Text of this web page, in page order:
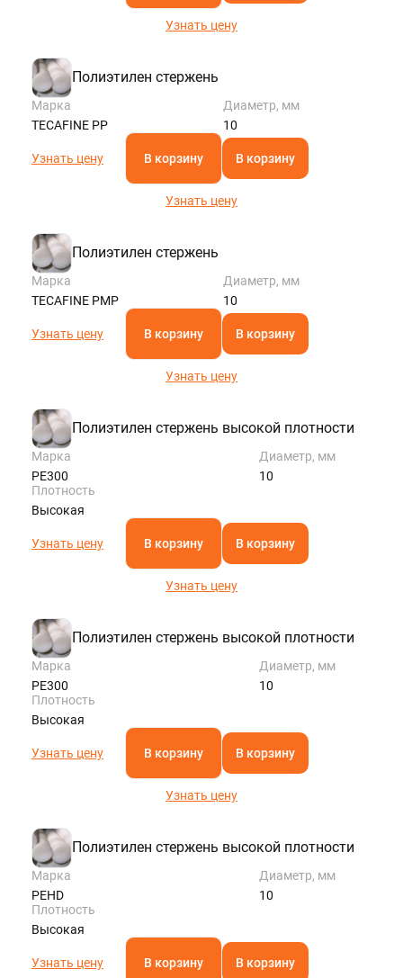
Узнать цену
Полиэтилен стержень
Марка
TECAFINE PP
Диаметр, мм
10
Узнать цену В корзину В корзину
Узнать цену
Полиэтилен стержень
Марка
TECAFINE PMP
Диаметр, мм
10
Узнать цену В корзину В корзину
Узнать цену
Полиэтилен стержень высокой плотности
Марка
РЕ300
Диаметр, мм
10
Плотность
Высокая
Узнать цену В корзину В корзину
Узнать цену
Полиэтилен стержень высокой плотности
Марка
РЕ300
Диаметр, мм
10
Плотность
Высокая
Узнать цену В корзину В корзину
Узнать цену
Полиэтилен стержень высокой плотности
Марка
PEHD
Диаметр, мм
10
Плотность
Высокая
Узнать цену В корзину В корзину